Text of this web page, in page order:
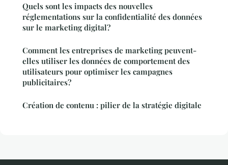
Quels sont les impacts des nouvelles
réglementations sur la confidentialité des données
sur le marketing digital?
Comment les entreprises de marketing peuvent-
elles utiliser les données de comportement des
utilisateurs pour optimiser les campagnes
publicitaires?
Création de contenu : pilier de la stratégie digitale